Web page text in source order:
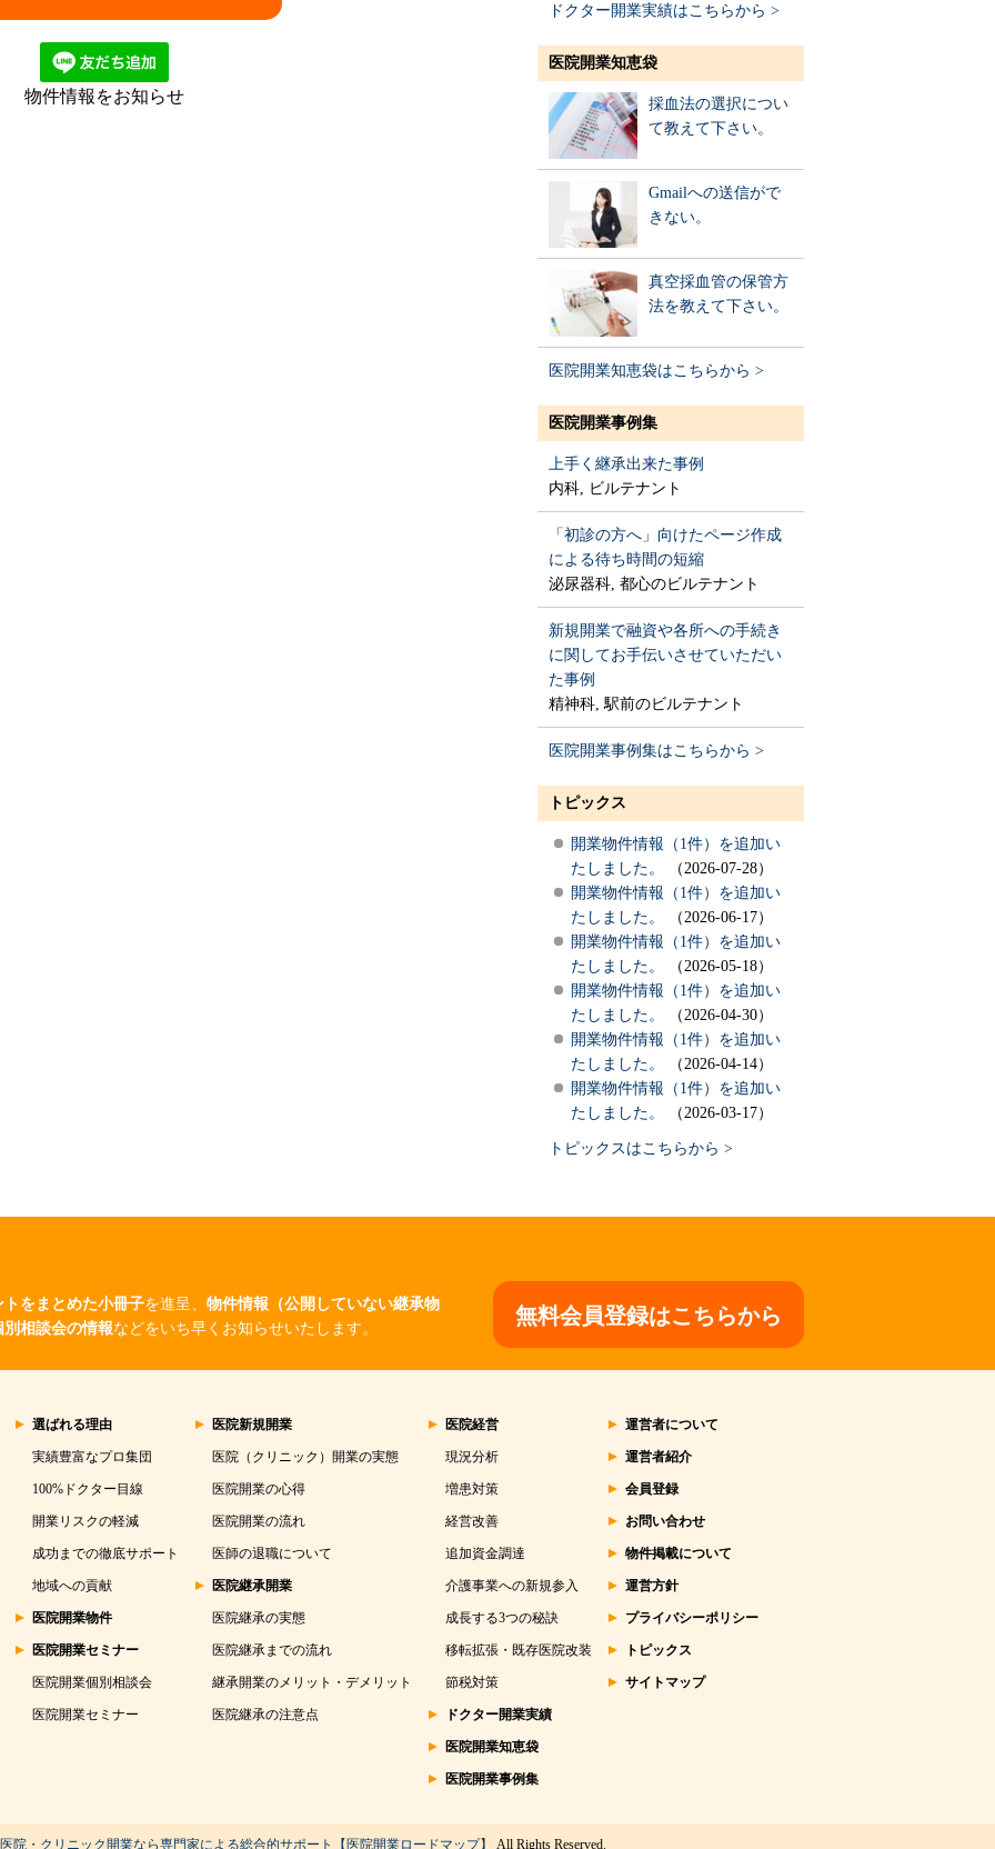
物件情報をお知らせ
ドクター開業実績はこちらから >
医院開業知恵袋
採血法の選択につい
て教えて下さい。
Gmailへの送信がで
きない。
真空採血管の保管方
法を教えて下さい。
医院開業知恵袋はこちらから >
医院開業事例集
上手く継承出来た事例
内科, ビルテナント
「初診の方へ」向けたページ作成
による待ち時間の短縮
泌尿器科, 都心のビルテナント
新規開業で融資や各所への手続き
に関してお手伝いさせていただい
た事例
精神科, 駅前のビルテナント
医院開業事例集はこちらから >
トピックス
開業物件情報（1件）を追加い
たしました。
（2026-07-28）
開業物件情報（1件）を追加い
たしました。
（2026-06-17）
開業物件情報（1件）を追加い
たしました。
（2026-05-18）
開業物件情報（1件）を追加い
たしました。
（2026-04-30）
開業物件情報（1件）を追加い
たしました。
（2026-04-14）
開業物件情報（1件）を追加い
たしました。
（2026-03-17）
トピックスはこちらから >
無料会員登録はこちらから
をまとめた小冊子を進呈、 物件情報（公開していない継承物
相談会の情報などをいち早くお知らせいたします。
選ばれる理由
実績豊富なプロ集団
100%ドクター目線
開業リスクの軽減
成功までの徹底サポート
地域への貢献
医院開業物件
医院開業セミナー
医院開業個別相談会
医院開業セミナー
医院新規開業
医院（クリニック）開業の実態
医院開業の心得
医院開業の流れ
医師の退職について
医院継承開業
医院継承の実態
医院継承までの流れ
継承開業のメリット・デメリット
医院継承の注意点
医院経営
現況分析
増患対策
経営改善
追加資金調達
介護事業への新規参入
成長する3つの秘訣
移転拡張・既存医院改装
節税対策
ドクター開業実績
医院開業知恵袋
医院開業事例集
運営者について
運営者紹介
会員登録
お問い合わせ
物件掲載について
運営方針
プライバシーポリシー
トピックス
サイトマップ
医院・クリニック開業なら専門家による総合的サポート【医院開業ロードマップ】 All Rights Reserved.